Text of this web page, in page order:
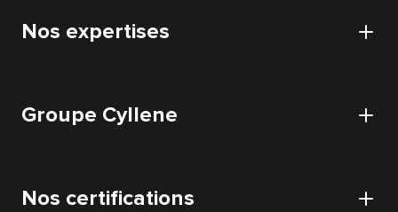
Nos expertises
Cloud
Groupe Cyllene
Nos bureaux
Nos certifications